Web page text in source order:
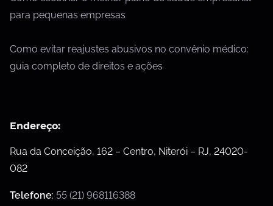
para pequenas empresas
Como evitar reajustes abusivos no convênio médico:
guia completo de direitos e ações
Endereço:
Rua da Conceição, 162 – Centro, Niterói – RJ, 24020-
082
Telefone: 55 (21) 968116388